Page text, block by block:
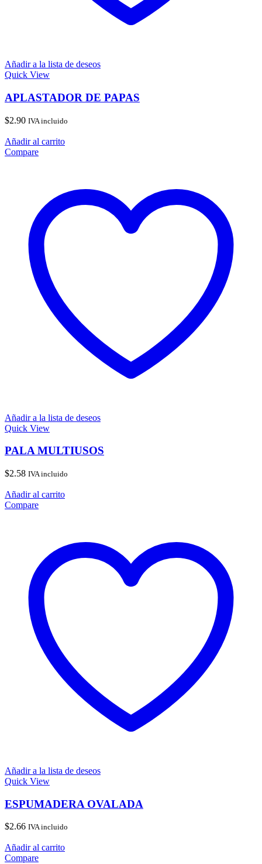
Añadir a la lista de deseos
Quick View
APLASTADOR DE PAPAS
$2.90 IVA incluido
Añadir al carrito
Compare
Añadir a la lista de deseos
Quick View
PALA MULTIUSOS
$2.58 IVA incluido
Añadir al carrito
Compare
Añadir a la lista de deseos
Quick View
ESPUMADERA OVALADA
$2.66 IVA incluido
Añadir al carrito
Compare